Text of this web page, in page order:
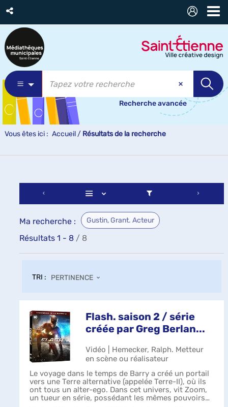
Recherche avancée
Vous êtes ici : Accueil / Résultats de la recherche
Ma recherche : Gustin, Grant. Acteur
Résultats 1 - 8 / 8
TRI : PERTINENCE
Flash. saison 2 / série
créée par Greg Berlan...
Vidéo | Hemecker, Ralph. Metteur
en scène ou réalisateur
Le voyage dans le temps de Barry a créé un portail
vers une Terre alternative (appelée Terre-II), où ils
ont tous un alter-ego. Dans cet univers, vit Zoom,
un tueur en série, possédant les mêmes pouvoirs